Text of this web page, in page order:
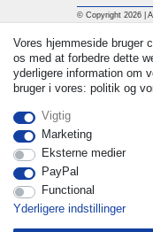
© Copyright 2026 |
| * Applies to
Vores hjemmeside bruger
os med at forbedre dette
yderligere information om
bruger i vores: politik og
Vigtig
Marketing
Eksterne medier
PayPal
Functional
Yderligere indstillinger
Withdraw